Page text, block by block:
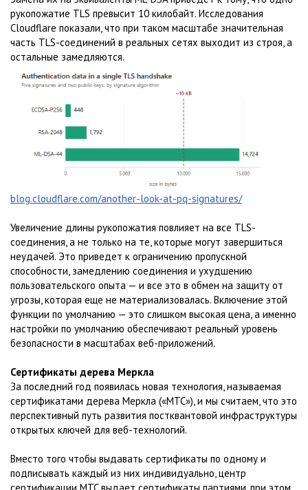
рукопожатие TLS превысит 10 килобайт. Исследования
Cloudflare показали, что при таком масштабе значительная
часть TLS-соединений в реальных сетях выходит из строя, а
остальные замедляются.
blog.cloudflare.com/another-look-at-pq-signatures/
Увеличение длины рукопожатия повлияет на все TLS-
соединения, а не только на те, которые могут завершиться
неудачей. Это приведет к ограничению пропускной
способности, замедлению соединения и ухудшению
пользовательского опыта — и все это в обмен на защиту от
угрозы, которая еще не материализовалась. Включение этой
функции по умолчанию — это слишком высокая цена, а именно
настройки по умолчанию обеспечивают реальный уровень
безопасности в масштабах веб-приложений.
Сертификаты дерева Меркла
За последний год появилась новая технология, называемая
сертификатами дерева Меркла («MTC»), и мы считаем, что это
перспективный путь развития постквантовой инфраструктуры
открытых ключей для веб-технологий.
Вместо того чтобы выдавать сертификаты по одному и
подписывать каждый из них индивидуально, центр